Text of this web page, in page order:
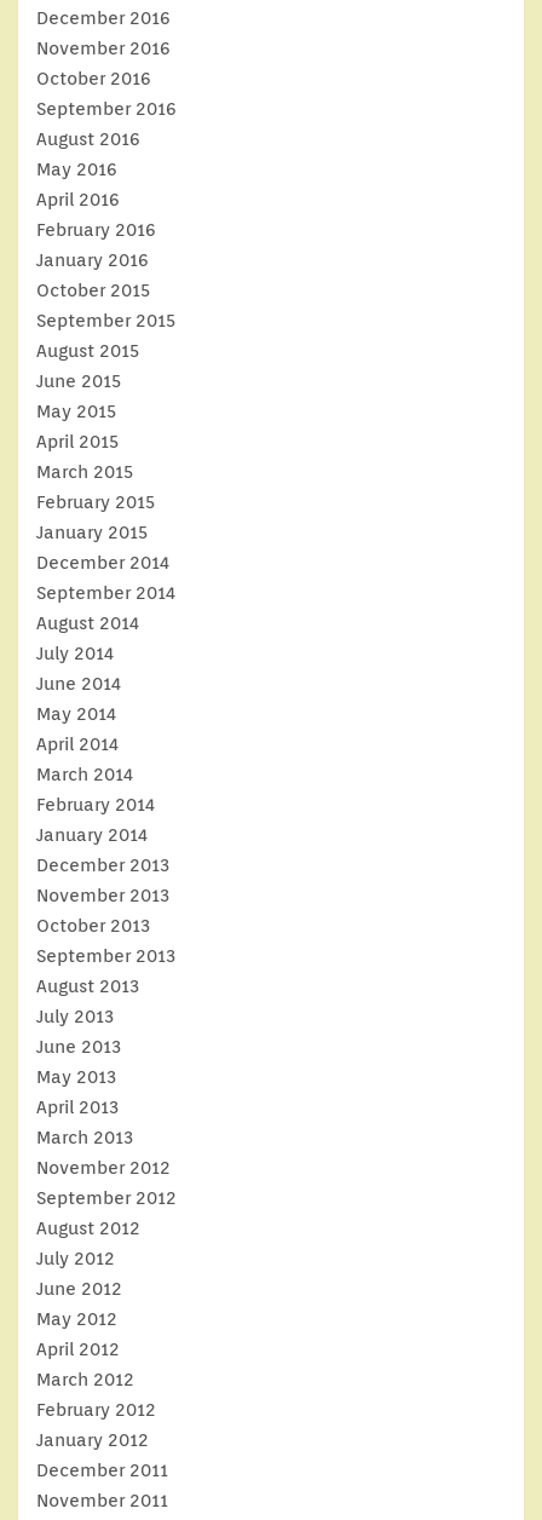
December 2016
November 2016
October 2016
September 2016
August 2016
May 2016
April 2016
February 2016
January 2016
October 2015
September 2015
August 2015
June 2015
May 2015
April 2015
March 2015
February 2015
January 2015
December 2014
September 2014
August 2014
July 2014
June 2014
May 2014
April 2014
March 2014
February 2014
January 2014
December 2013
November 2013
October 2013
September 2013
August 2013
July 2013
June 2013
May 2013
April 2013
March 2013
November 2012
September 2012
August 2012
July 2012
June 2012
May 2012
April 2012
March 2012
February 2012
January 2012
December 2011
November 2011